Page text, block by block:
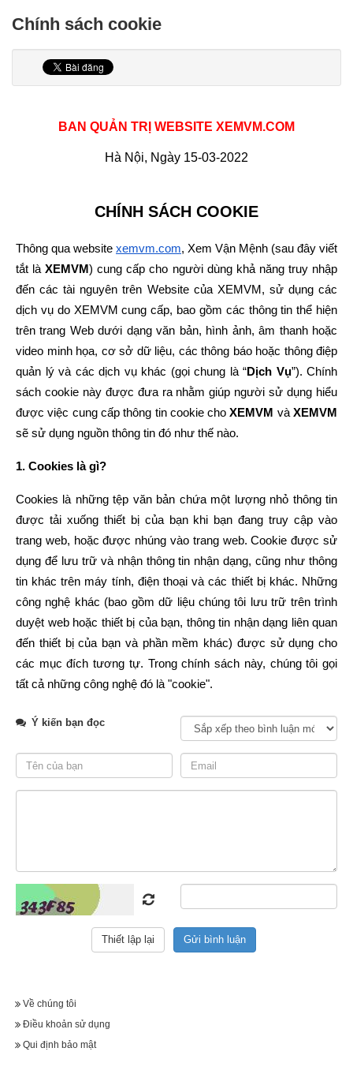
Chính sách cookie
BAN QUẢN TRỊ WEBSITE XEMVM.COM
Hà Nội, Ngày 15-03-2022
CHÍNH SÁCH COOKIE
Thông qua website xemvm.com, Xem Vận Mệnh (sau đây viết
tắt là XEMVM) cung cấp cho người dùng khả năng truy nhập
đến các tài nguyên trên Website của XEMVM, sử dụng các
dịch vụ do XEMVM cung cấp, bao gồm các thông tin thể hiện
trên trang Web dưới dạng văn bản, hình ảnh, âm thanh hoặc
video minh họa, cơ sở dữ liệu, các thông báo hoặc thông điệp
quản lý và các dịch vụ khác (gọi chung là “Dịch Vụ”). Chính
sách cookie này được đưa ra nhằm giúp người sử dụng hiểu
được việc cung cấp thông tin cookie cho XEMVM và XEMVM
sẽ sử dụng nguồn thông tin đó như thế nào.
1. Cookies là gì?
Cookies là những tệp văn bản chứa một lượng nhỏ thông tin
được tải xuống thiết bị của bạn khi bạn đang truy cập vào
trang web, hoặc được nhúng vào trang web. Cookie được sử
dụng để lưu trữ và nhận thông tin nhận dạng, cũng như thông
tin khác trên máy tính, điện thoại và các thiết bị khác. Những
công nghệ khác (bao gồm dữ liệu chúng tôi lưu trữ trên trình
duyệt web hoặc thiết bị của bạn, thông tin nhận dạng liên quan
đến thiết bị của bạn và phần mềm khác) được sử dụng cho
các mục đích tương tự. Trong chính sách này, chúng tôi gọi
tất cả những công nghệ đó là "cookie".
Cookies có thể được gửi trở lại trang web gốc mỗi khi bạn truy
cập lại vào trang web đó, hoặc gửi đến trang web khác nhận ra
cookie này. Sử dụng cookies rất hữu ích vì chúng cho phép
trang web nhận diện thiết bị của bạn, cũng như ghi nhớ những
2. Chúng tôi sử dụng cookies như thế nào?
Như hầu hết các trang web bạn đang sử dụng, trang web của
chúng tôi sử dụng cookies để phân biệt bạn với những người
dùng khác trên trang, đồng thời lưu giữ và quản lý sở thích và
liệu phân tích chẳng hạn. Chúng tôi làm việc này với mong
muốn mang đến cho bạn một trải nghiệm tuyệt vời trên trang
của chúng tôi, đồng thời thông qua đó giúp chúng tôi cải thiện
Ý kiến bạn đọc
Về chúng tôi
Điều khoản sử dụng
Qui định bảo mật